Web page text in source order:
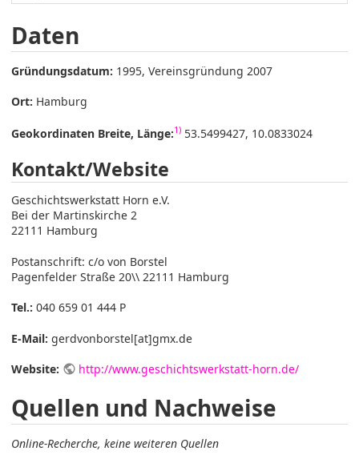
Daten
Gründungsdatum: 1995, Vereinsgründung 2007
Ort: Hamburg
Geokordinaten Breite, Länge:1) 53.5499427, 10.0833024
Kontakt/Website
Geschichtswerkstatt Horn e.V.
Bei der Martinskirche 2
22111 Hamburg
Postanschrift: c/o von Borstel
Pagenfelder Straße 20\\ 22111 Hamburg
Tel.: 040 659 01 444 P
E-Mail: gerdvonborstel[at]gmx.de
Website: http://www.geschichtswerkstatt-horn.de/
Quellen und Nachweise
Online-Recherche, keine weiteren Quellen